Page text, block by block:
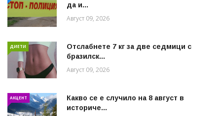
да и...
Август 09, 2026
ДИЕТИ
Отслабнете 7 кг за две седмици с
бразилск...
Август 09, 2026
АКЦЕНТ
Какво се е случило на 8 август в
историче...